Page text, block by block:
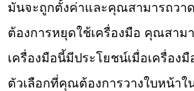
มันจะถูกตั้งค่าและคุณสามารถวา
ต้องการหยุดใช้เครื่องมือ คุณสาม
เครื่องมือนี้มีประโยชน์เมื่อเครื่อง
ตัวเลือกที่คุณต้องการวางใบหน้า